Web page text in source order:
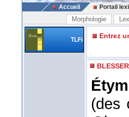
Accueil Portail
Morphologie
TLFi Entrez
BLESSER
(des